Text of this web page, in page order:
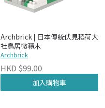
Archbrick | 日本傳統伏見稻荷大
社鳥居微積木
Archbrick
HKD $99.00
加入購物車